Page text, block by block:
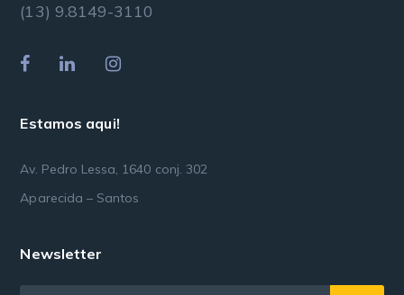
(13) 9.8149-3110
Estamos aqui!
Av. Pedro Lessa, 1640 conj. 302
Aparecida – Santos
Newsletter